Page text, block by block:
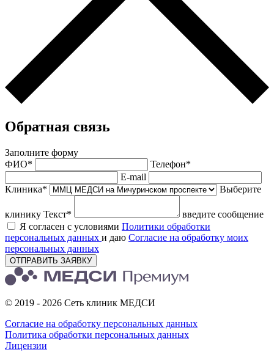
Обратная связь
Заполните форму
ФИО*
Телефон*
E-mail
Клиника*
Выберите
клинику Текст*
введите сообщение
Я согласен с условиями Политики обработки
персональных данных и даю Согласие на обработку моих
персональных данных
ОТПРАВИТЬ ЗАЯВКУ
© 2019 - 2026 Сеть клиник МЕДСИ
Согласие на обработку персональных данных
Политика обработки персональных данных
Лицензии